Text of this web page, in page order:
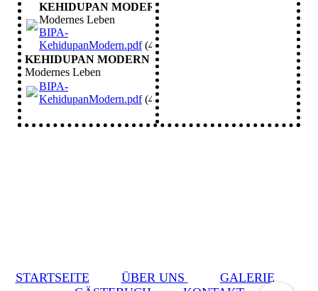
KEHIDUPAN MODERN
Modernes Leben
BIPA-
KehidupanModern.pdf(447.99KB)
KEHIDUPAN MODERN
Modernes Leben
BIPA-
KehidupanModern.pdf(447.99KB)
STARTSEITE ÜBER UNS
GALERIE